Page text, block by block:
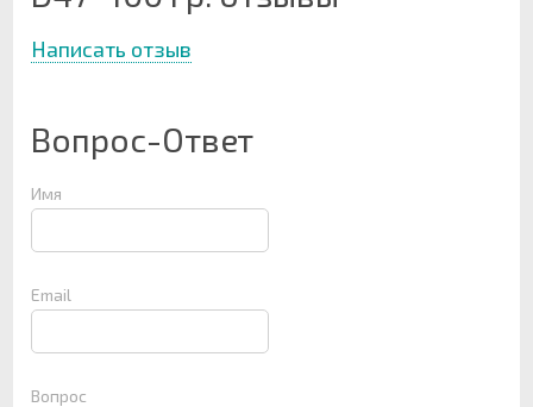
Написать отзыв
Вопрос-Ответ
Имя
Email
Вопрос